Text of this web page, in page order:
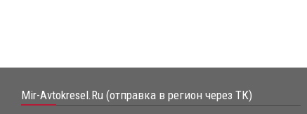
Mir-Avtokresel.Ru (отправка в регион через ТК)